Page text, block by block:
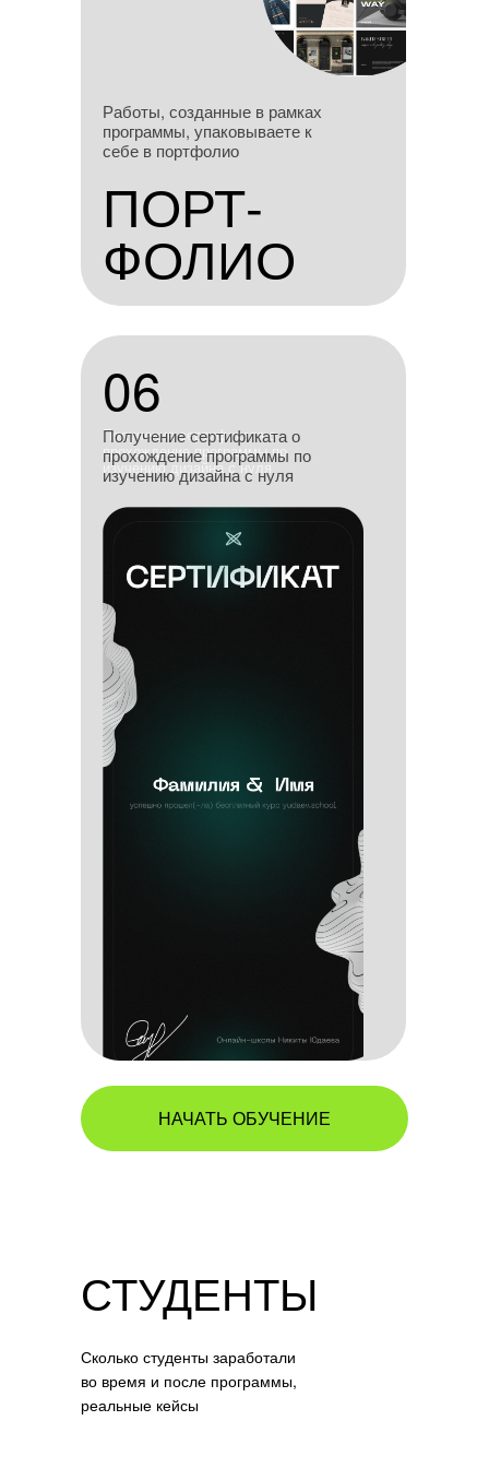
Работы, созданные в
рамках программы,
упаковываете к себе в
ПОРТ-
ФОЛИО
НАЧАТЬ ОБУЧЕНИЕ
Получение сертификата о
прохождение программы по
изучению дизайна с нуля
06
06
Получение сертификата о
прохождение программы по
изучению дизайна с нуля
Работы, созданные в рамках
программы, упаковываете к
себе в портфолио
ПОРТ-
ФОЛИО
СТУДЕНТЫ
Сколько студенты заработали
во время и после программы,
реальные кейсы